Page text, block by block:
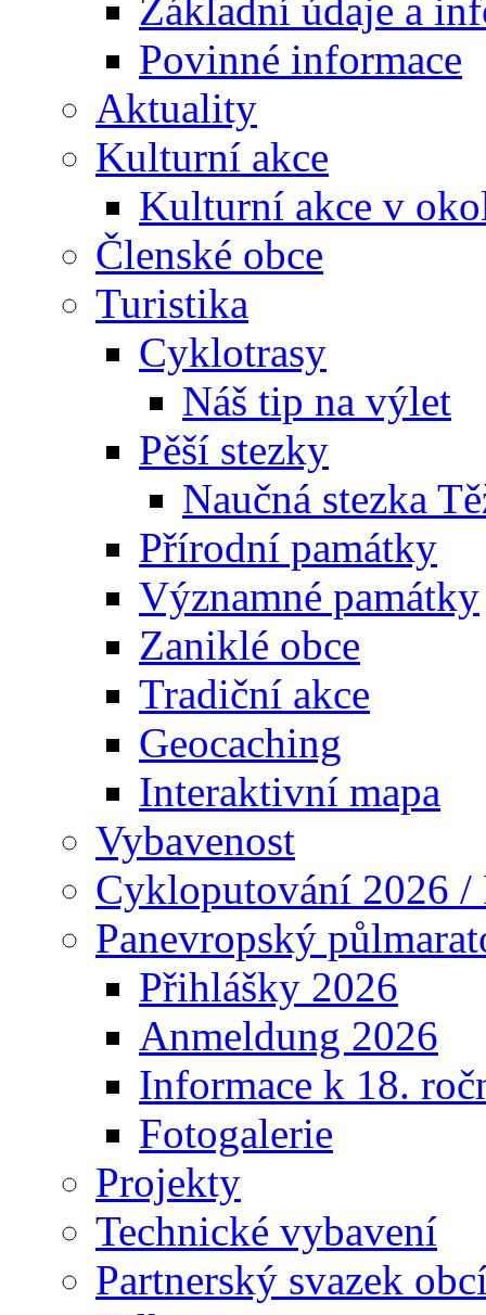
Základní údaje a
Povinné informace
Aktuality
Kulturní akce
Kulturní akce v
Členské obce
Turistika
Cyklotrasy
Náš tip na výlet
Pěší stezky
Naučná stezka
Přírodní památky
Významné památky
Zaniklé obce
Tradiční akce
Geocaching
Interaktivní mapa
Vybavenost
Cykloputování 2026 /
Panevropský
Přihlášky 2026
Anmeldung 2026
Informace k 18.
Fotogalerie
Projekty
Technické vybavení
Partnerský svazek